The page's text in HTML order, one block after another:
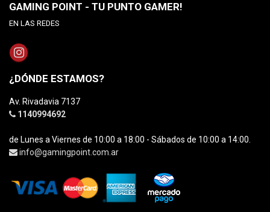
GAMING POINT - TU PUNTO GAMER!
EN LAS REDES
¿DÓNDE ESTAMOS?
Av. Rivadavia 7137
1140994692
de Lunes a Viernes de 10:00 a 18:00 - Sábados de 10:00 a 14:00.
info@gamingpoint.com.ar